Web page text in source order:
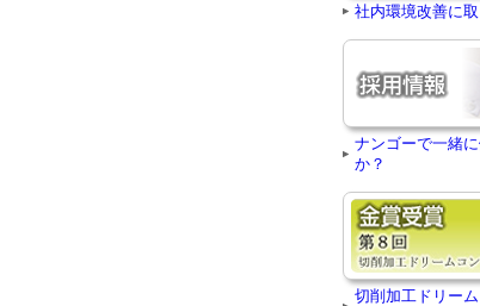
社内環境改善に
ナンゴーで一緒
か？
切削加工ドリー